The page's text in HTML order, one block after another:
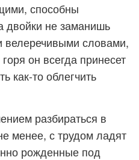
способны
двойки не заманишь
словами,
он всегда принесет
как-то облегчить
разбираться в
менее, с трудом ладят
рожденные под